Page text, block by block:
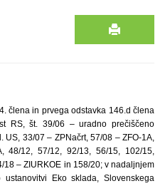
člena in prvega odstavka 146.d člena
RS, št. 39/06 – uradno prečiščeno
33/07 – ZPNačrt, 57/08 – ZFO-1A,
48/12, 57/12, 92/13, 56/15, 102/15,
18 – ZIURKOE in 158/20; v nadaljnjem
Eko sklada, Slovenskega